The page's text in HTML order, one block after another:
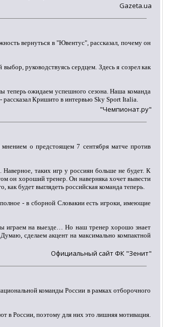
Gazeta.ua
вернуться в "Ювентус", рассказал, почему он
руководствуясь сердцем. Здесь я созрел как
теперь ожидаем успешного сезона. Наша команда
рассказал Кришито в интервью Sky Sport Italia.
"Чемпионат.ру"
мнением о предстоящем 7 сентября матче против
таких игр у россиян больше не будет. К
он хороший тренер. Он наверняка хочет вывести
будет выглядеть российская команда теперь.
- в сборной Словакии есть игроки, имеющие
играем на выезде… Но наш тренер хорошо знает
сделаем акцент на максимально компактной
Официальный сайт ФК "Зенит"
команды России в рамках отборочного
в России, поэтому для них это лишняя мотивация.